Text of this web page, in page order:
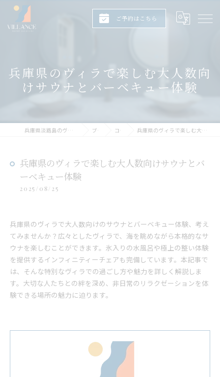
ご予約はこちら
兵庫県のヴィラで楽しむ大人数向
けサウナとバーベキュー体験
兵庫県淡路島のヴィラならヴィランス淡路島 ブログ コラム 兵庫県のヴィラで楽しむ大人数向けサウナとバーベキュー体験
兵庫県のヴィラで楽しむ大人数向けサウナとバ
ーベキュー体験
2025/08/25
兵庫県のヴィラで大人数向けのサウナとバーベキュー体験、考え
てみませんか？広々としたヴィラで、海を眺めながら本格的なサ
ウナを楽しむことができます。氷入りの水風呂や極上の整い体験
を提供するインフィニティーチェアも完備しています。本記事で
は、そんな特別なヴィラでの過ごし方や魅力を詳しく解説しま
す。大切な人たちとの絆を深め、非日常のリラクゼーションを体
験できる場所の魅力に迫ります。